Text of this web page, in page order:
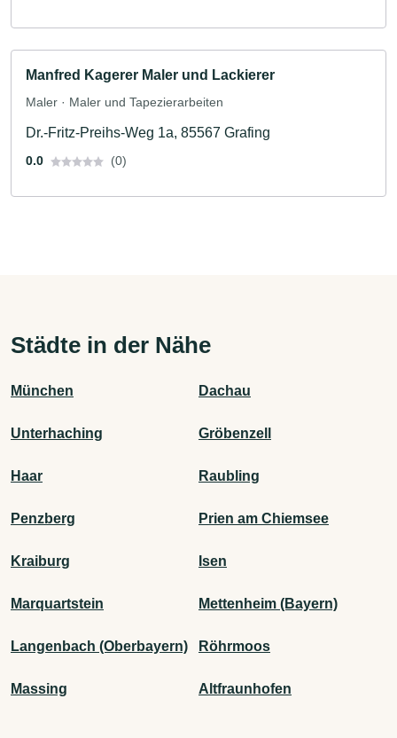
Manfred Kagerer Maler und Lackierer
Maler · Maler und Tapezierarbeiten
Dr.-Fritz-Preihs-Weg 1a, 85567 Grafing
0.0 (0)
Städte in der Nähe
München Dachau
Unterhaching Gröbenzell
Haar Raubling
Penzberg Prien am Chiemsee
Kraiburg Isen
Marquartstein Mettenheim (Bayern)
Langenbach (Oberbayern) Röhrmoos
Massing Altfraunhofen